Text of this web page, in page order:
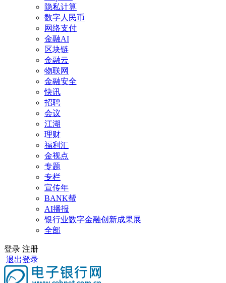
隐私计算
数字人民币
网络支付
金融AI
区块链
金融云
物联网
金融安全
快讯
招聘
会议
江湖
理财
福利汇
金视点
专题
专栏
宣传年
BANK帮
AI播报
银行业数字金融创新成果展
全部
登录 注册
退出登录